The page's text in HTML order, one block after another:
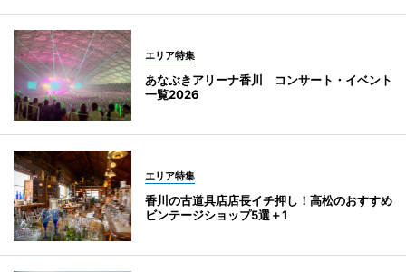
エリア特集
あなぶきアリーナ香川 コンサート・イベント
一覧2026
エリア特集
香川の古道具店店長イチ押し！高松のおすすめ
ビンテージショップ5選＋1